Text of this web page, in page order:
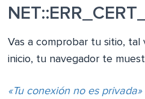
Vas a comprobar tu sitio, tal
inicio, tu navegador te
«Tu conexión no es privada»